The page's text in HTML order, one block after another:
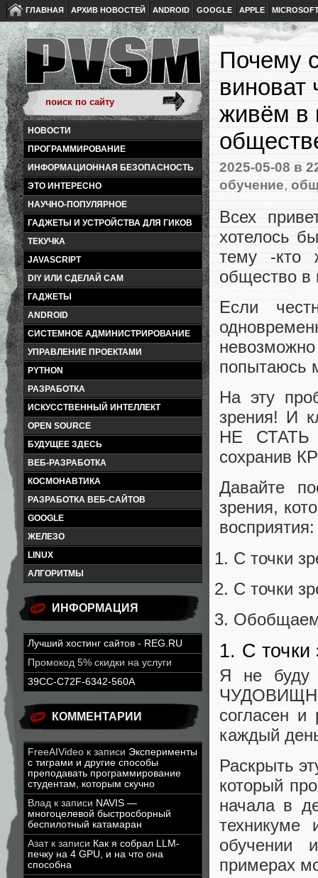
ГЛАВНАЯ АРХИВ НОВОСТЕЙ ANDROID GOOGLE APPLE
НОВОСТИ
ПРОГРАММИРОВАНИЕ
ИНФОРМАЦИОННАЯ БЕЗОПАСНОСТЬ
ЭТО ИНТЕРЕСНО
НАУЧНО-ПОПУЛЯРНОЕ
ГАДЖЕТЫ И УСТРОЙСТВА ДЛЯ ГИКОВ
ТЕКУЧКА
JAVASCRIPT
DIY ИЛИ СДЕЛАЙ САМ
ГАДЖЕТЫ
ANDROID
СИСТЕМНОЕ АДМИНИСТРИРОВАНИЕ
УПРАВЛЕНИЕ ПРОЕКТАМИ
PYTHON
РАЗРАБОТКА
ИСКУССТВЕННЫЙ ИНТЕЛЛЕКТ
OPEN SOURCE
БУДУЩЕЕ ЗДЕСЬ
ВЕБ-РАЗРАБОТКА
КОСМОНАВТИКА
РАЗРАБОТКА ВЕБ-САЙТОВ
GOOGLE
ЖЕЛЕЗО
LINUX
АЛГОРИТМЫ
ИНФОРМАЦИЯ
Лучший хостинг сайтов - REG.RU
Промокод 5% скидки на услуги
39CC-C72F-6342-560A
КОММЕНТАРИИ
FreeAIVideo к записи Эксперименты
с тиграми и другие способы
преподавать программирование
студентам, которым скучно
Влад к записи NAVIS —
многоцелевой быстросборный
беспилотный катамаран
Азатк записи Как я собрал LLM-
печку на 4 GPU, и на что она
способна
Почему
виноват
живём в
2025-05-08 в
обучение,
Всех
хотелось
тему -кто
общество в
Если
попытаюсь
На эту
зрения! И
НЕ
сохранив
Давайте
зрения,
восприятия:
С точки
С точки
Обобщаем
1. С точки
Я не буду
согласен
каждый
Раскрыть
который
начала в
техникуме
обучении
примерах